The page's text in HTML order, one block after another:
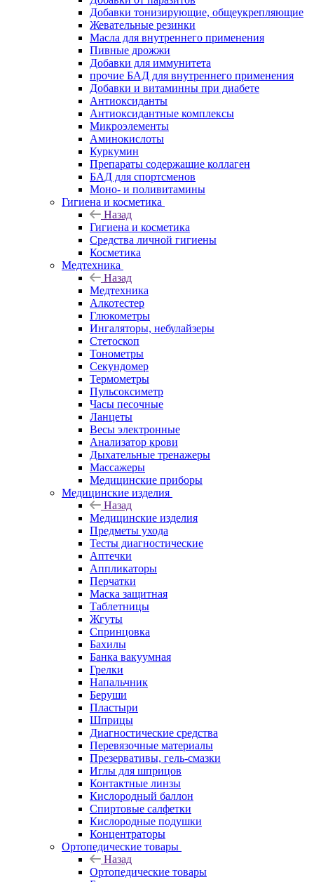
Добавки тонизирующие, общеукрепляющие
Жевательные резинки
Масла для внутреннего применения
Пивные дрожжи
Добавки для иммунитета
прочие БАД для внутреннего применения
Добавки и витаминны при диабете
Антиоксиданты
Антиоксидантные комплексы
Микроэлементы
Аминокислоты
Куркумин
Препараты содержащие коллаген
БАД для спортсменов
Моно- и поливитамины
Гигиена и косметика
Назад
Гигиена и косметика
Средства личной гигиены
Косметика
Медтехника
Назад
Медтехника
Алкотестер
Глюкометры
Ингаляторы, небулайзеры
Стетоскоп
Тонометры
Секундомер
Термометры
Пульсоксиметр
Часы песочные
Ланцеты
Весы электронные
Анализатор крови
Дыхательные тренажеры
Массажеры
Медицинские приборы
Медицинские изделия
Назад
Медицинские изделия
Предметы ухода
Тесты диагностические
Аптечки
Аппликаторы
Перчатки
Маска защитная
Таблетницы
Жгуты
Спринцовка
Бахилы
Банка вакуумная
Грелки
Напальчник
Беруши
Пластыри
Шприцы
Диагностические средства
Перевязочные материалы
Презервативы, гель-смазки
Иглы для шприцов
Контактные линзы
Кислородный баллон
Спиртовые салфетки
Кислородные подушки
Концентраторы
Ортопедические товары
Назад
Ортопедические товары